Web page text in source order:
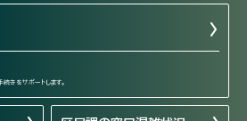
きをサポートします。